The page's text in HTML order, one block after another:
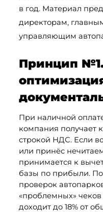
в год. Материал
директорам,
управляющим
Принцип
При наличной
компания получает
строкой НДС. Если
или принёс
принимается к
базы по прибыли.
проверок
«проблемных»
доходит до 18% от